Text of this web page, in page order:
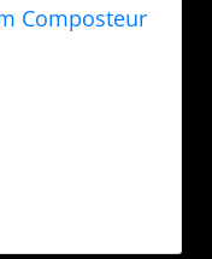
Composteur